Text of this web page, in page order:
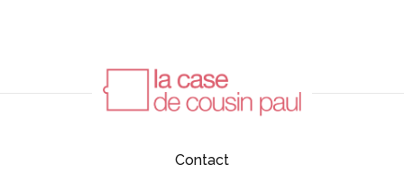
Contact